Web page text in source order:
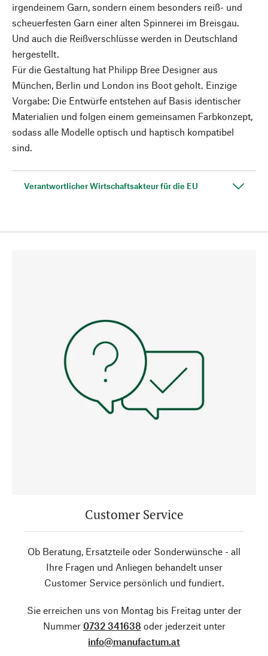
irgendeinem Garn, sondern einem besonders reiß- und
scheuerfesten Garn einer alten Spinnerei im Breisgau.
Und auch die Reißverschlüsse werden in Deutschland
hergestellt.
Für die Gestaltung hat Philipp Bree Designer aus
München, Berlin und London ins Boot geholt. Einzige
Vorgabe: Die Entwürfe entstehen auf Basis identischer
Materialien und folgen einem gemeinsamen Farbkonzept,
sodass alle Modelle optisch und haptisch kompatibel
sind.
Verantwortlicher Wirtschaftsakteur für die EU
Customer Service
Ob Beratung, Ersatzteile oder Sonderwünsche - all
Ihre Fragen und Anliegen behandelt unser
Customer Service persönlich und fundiert.
Sie erreichen uns von Montag bis Freitag unter der
Nummer 0732 341638 oder jederzeit unter
info@manufactum.at